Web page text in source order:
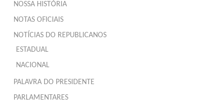
NOSSA HISTÓRIA
NOTAS OFICIAIS
NOTÍCIAS DO REPUBLICANOS
ESTADUAL
NACIONAL
PALAVRA DO PRESIDENTE
PARLAMENTARES